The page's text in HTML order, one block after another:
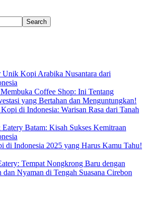
Search
Kopi Arabika Nusantara dari
Coffee Shop: Ini Tentang
yang Bertahan dan Menguntungkan!
di Indonesia: Warisan Rasa dari Tanah
Batam: Kisah Sukses Kemitraan
di Indonesia 2025 yang Harus Kamu Tahu!
Tempat Nongkrong Baru dengan
Nyaman di Tengah Suasana Cirebon